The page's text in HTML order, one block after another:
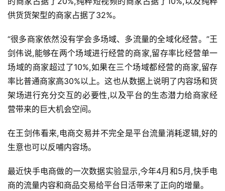
车
&
行
行
业
资
讯
供货货架型的商家占据了32%。
“很多商家依然没有学会多场域、多流量的全域化经营。”王
剑伟说,能够在两个场域进行经营的商家,留存率比经营单一
场域的商家超过了10%,如果在三个场域都经营的商家,留存
率比普通商家高30%以上。这也从数据上说明了内容场和货
架场进行充分交互的必要性,以及平台的生态潜力给商家经
营带来的巨大机会空间。
在王剑伟看来,电商交易并不完全是平台流量消耗逻辑,好的
生意也可以反哺内容场。
最近快手电商做的一次数据实验显示,今年4月和5月,快手电
商的流量内容和商品交易给平台日活带来了正向的增量。